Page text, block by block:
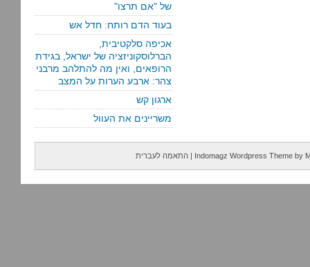
של "אם תרצו"
בעוד הדם רותח: חדל אש
אכיפה סלקטיבית,
הברלוסקוניזציה של ישראל, בגידת
הרופאים, ואין מה להתלהב מרבני
צהר: ארבע הערות על המצב
ארגון קש
משריינים את העוול
Indomagz Wordpress Theme by
| התאמה לעברית